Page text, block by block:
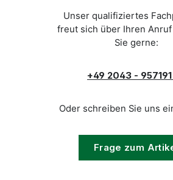
Unser qualifiziertes
freut sich über Ihren
Sie gerne:
+49 2043 -
Oder schreiben Sie uns
Frage zum